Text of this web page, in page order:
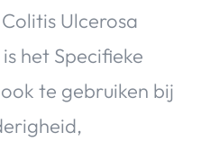
Ulcerosa
het Specifieke
te gebruiken bij